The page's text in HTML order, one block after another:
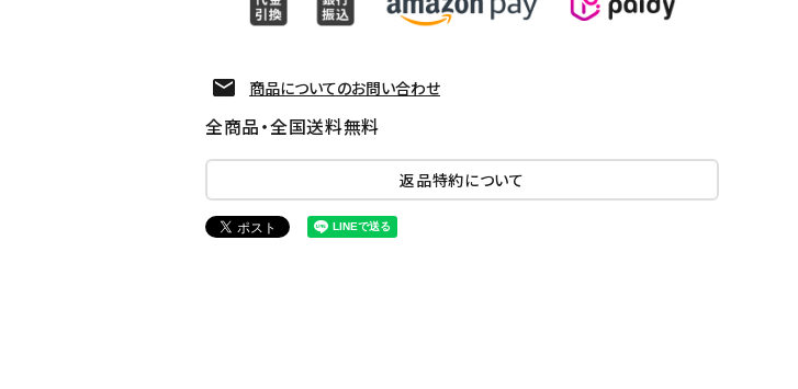
商品についてのお問い合わせ
全商品・全国送料無料
返品特約について